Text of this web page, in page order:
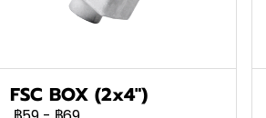
FSC BOX (2x4")